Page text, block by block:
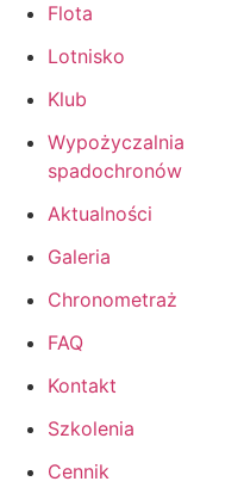
Flota
Lotnisko
Klub
Wypożyczalnia
spadochronów
Aktualności
Galeria
Chronometraż
FAQ
Kontakt
Szkolenia
Cennik